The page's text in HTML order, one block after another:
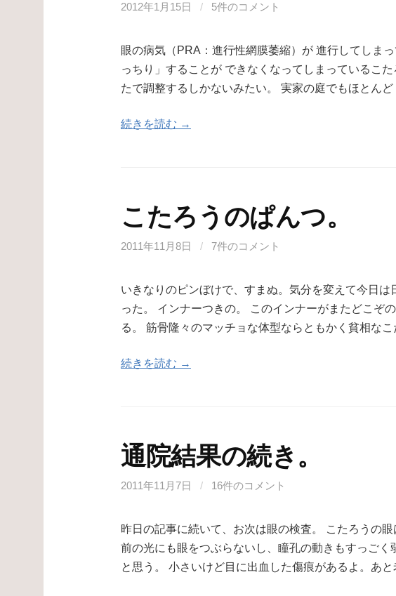
2012年1月15日 / 5件のコメント
眼の病気（PRA：進行性網膜萎縮）が 進行してしま
っちり」することが できなくなってしまっているこ
たで調整するしかないみたい。 実家の庭でもほとん
続きを読む →
こたろうのぱんつ。
2011年11月8日 / 7件のコメント
いきなりのピンぼけで、すまぬ。気分を変えて今日
った。 インナーつきの。 このインナーがまたどこぞ
る。 筋骨隆々のマッチョな体型ならともかく貧相な
続きを読む →
通院結果の続き。
2011年11月7日 / 16件のコメント
昨日の記事に続いて、お次は眼の検査。 こたろうの
前の光にも眼をつぶらないし、瞳孔の動きもすっご
と思う。 小さいけど目に出血した傷痕があるよ。あ